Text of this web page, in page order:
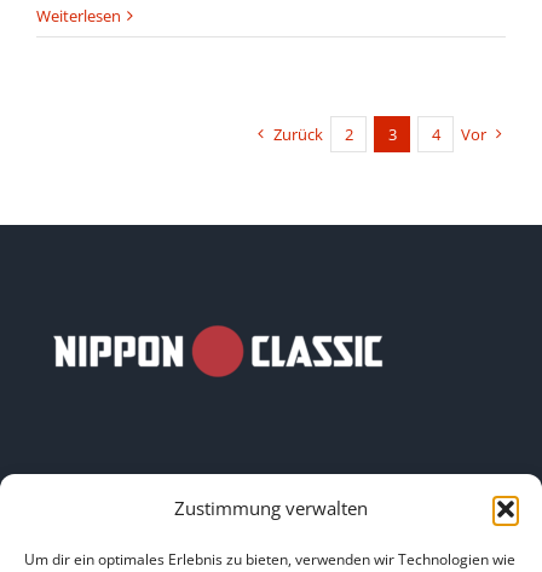
Zustimmung verwalten
Um dir ein optimales Erlebnis zu bieten, verwenden wir Technologien wie
Weiterlesen
Zurück 2 3 4 Vor